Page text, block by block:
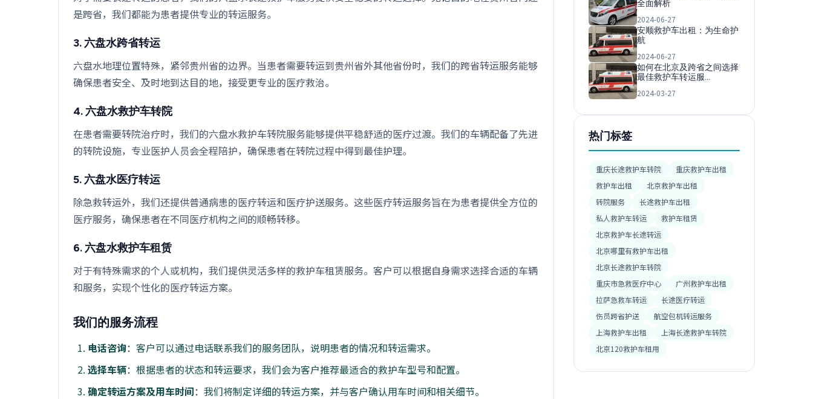
是跨省，我们都能为患者提供专业的转运服务。
3. 六盘水跨省转运
六盘水地理位置特殊，紧邻贵州省的边界。当患者需要转运到贵州省外其他省份时，我们的跨省转运服务能够
确保患者安全、及时地到达目的地，接受更专业的医疗救治。
4. 六盘水救护车转院
在患者需要转院治疗时，我们的六盘水救护车转院服务能够提供平稳舒适的医疗过渡。我们的车辆配备了先进
的转院设施，专业医护人员会全程陪护，确保患者在转院过程中得到最佳护理。
5. 六盘水医疗转运
除急救转运外，我们还提供普通病患的医疗转运和医疗护送服务。这些医疗转运服务旨在为患者提供全方位的
医疗服务，确保患者在不同医疗机构之间的顺畅转移。
6. 六盘水救护车租赁
对于有特殊需求的个人或机构，我们提供灵活多样的救护车租赁服务。客户可以根据自身需求选择合适的车辆
和服务，实现个性化的医疗转运方案。
我们的服务流程
电话咨询：客户可以通过电话联系我们的服务团队，说明患者的情况和转运需求。
选择车辆：根据患者的状态和转运要求，我们会为客户推荐最适合的救护车型号和配置。
确定转运方案及用车时间：我们将制定详细的转运方案，并与客户确认用车时间和相关细节。
全面解析
2024-06-27
安顺救护车出租：为生命护
航
2024-06-27
如何在北京及跨省之间选择
最佳救护车转运服…
2024-03-27
热门标签
重庆长途救护车转院
重庆救护车出租
救护车出租
北京救护车出租
转院服务
长途救护车出租
私人救护车转运
救护车租赁
北京救护车长途转运
北京哪里有救护车出租
北京长途救护车转院
重庆市急救医疗中心
广州救护车出租
拉萨急救车转运
长途医疗转运
伤员跨省护送
航空包机转运服务
上海救护车出租
上海长途救护车转院
北京120救护车租用